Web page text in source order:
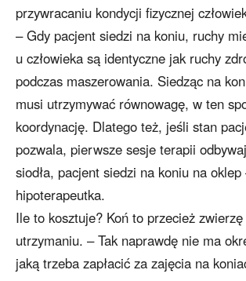
przywracaniu kondycji fizycznej
– Gdy pacjent siedzi na koniu, ruchy
u człowieka są identyczne jak ruchy
podczas maszerowania. Siedząc na
musi utrzymywać równowagę, w ten
koordynację. Dlatego też, jeśli stan
pozwala, pierwsze sesje terapii
siodła, pacjent siedzi na koniu na
hipoterapeutka.
Ile to kosztuje? Koń to przecież
utrzymaniu. – Tak naprawdę nie ma
jaką trzeba zapłacić za zajęcia na